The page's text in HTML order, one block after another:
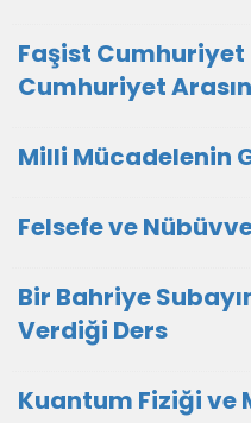
Faşist
Cumhuriyet
Milli Mücadelenin
Felsefe ve
Bir Bahriye
Verdiği Ders
Kuantum Fiziği ve